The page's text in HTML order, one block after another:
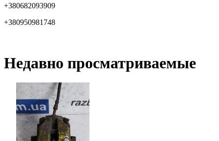
+380682093909
+380950981748
Недавно просматриваемые